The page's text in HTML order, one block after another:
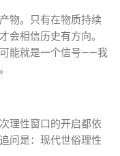
物。只有在物质持续
会相信历史有方向。
能就是一个信号——我
理性窗口的开启都依
问是：现代世俗理性